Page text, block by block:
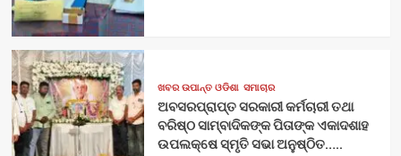
ଖବର ଉପାନ୍ତ ଓଡିଶା ସମାଚାର
ଅବସରପ୍ରାପ୍ତ ସରକାରୀ କର୍ମଚାରୀ ତଥା
ବରିଷ୍ଠ ସାମ୍ବାଦିକଙ୍କ ପିତାଙ୍କ ଏକାଦଶାହ
ଉପଲକ୍ଷେ ସ୍ମୃତି ସଭା ଅନୁଷ୍ଠିତ…..